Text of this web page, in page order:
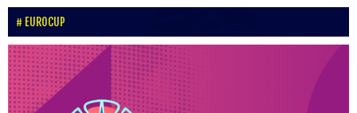
EUROCUP